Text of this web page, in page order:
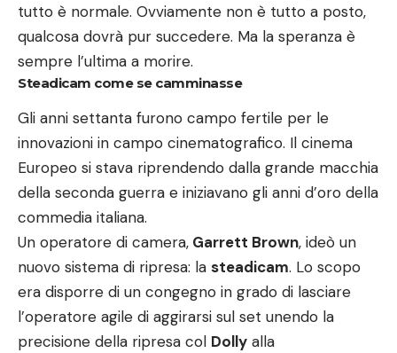
tutto è normale. Ovviamente non è tutto a posto,
qualcosa dovrà pur succedere. Ma la speranza è
sempre l’ultima a morire.
Steadicam come se camminasse
Gli anni settanta furono campo fertile per le
innovazioni in campo cinematografico. Il cinema
Europeo si stava riprendendo dalla grande macchia
della seconda guerra e iniziavano gli anni d’oro della
commedia italiana.
Un operatore di camera, Garrett Brown, ideò un
nuovo sistema di ripresa: la steadicam. Lo scopo
era disporre di un congegno in grado di lasciare
l’operatore agile di aggirarsi sul set unendo la
precisione della ripresa col Dolly alla